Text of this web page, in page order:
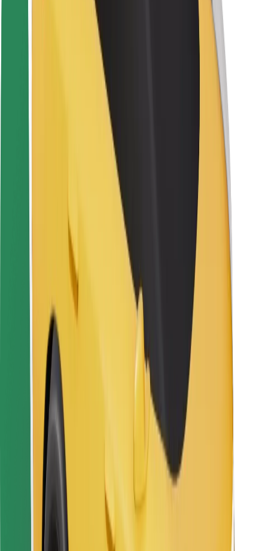
Sigurnost korisnika
Sigurnost vozača
Sigurnost na romobilu
Sigurnosni laboratorij
Gradska rješenja
Bolt stanice za punjenje
Za korisnike
Za vozače
Za dostavljače
Bolt Food
Za vlasnike flota
Za restorane
Bolt for Business
Ostalo
Dobavljači
Uvjeti i odredbe
Kolačići
Sigurnost
Zatraži vožnju i putuj kroz nekoliko minuta!
Preuzmi aplikaciju Bolt
Pronađi svoje najdraže jelo!